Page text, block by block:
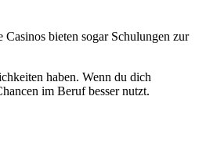
bieten sogar Schulungen zur
haben. Wenn du dich
im Beruf besser nutzt.